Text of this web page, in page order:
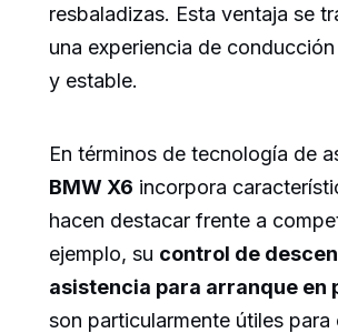
resbaladizas. Esta ventaja se
una experiencia de
y estable.
En términos de tecnología de
BMW X6 incorpora
hacen destacar frente a
ejemplo, su control de
asistencia para arranque en
son particularmente útiles para